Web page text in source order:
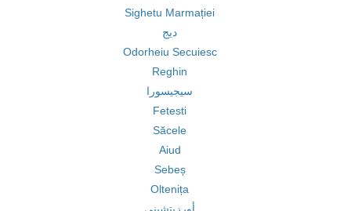
Sighetu Marmației
ديج
Odorheiu Secuiesc
Reghin
سيجيسورا
Fetesti
Săcele
Aiud
Sebeș
Oltenița